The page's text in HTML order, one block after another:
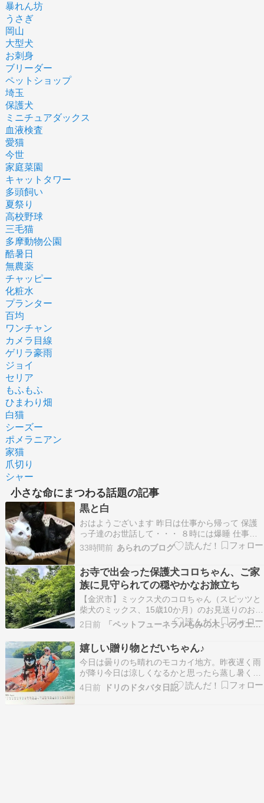
暴れん坊
うさぎ
岡山
大型犬
お刺身
ブリーダー
ペットショップ
埼玉
保護犬
ミニチュアダックス
血液検査
愛猫
今世
家庭菜園
キャットタワー
多頭飼い
夏祭り
高校野球
三毛猫
多摩動物公園
酷暑日
無農薬
チャッピー
化粧水
プランター
百均
ワンチャン
カメラ目線
ゲリラ豪雨
ジョイ
セリア
もふもふ
ひまわり畑
白猫
シーズー
ポメラニアン
家猫
爪切り
シャー
小さな命にまつわる話題の記事
黒と白
おはようございます 昨日は仕事から帰って 保護
っ子達のお世話して・・・ ８時には爆睡 仕事か
ら帰ると 熱が出る しばらくは・・・無理は出来
ない 黒と白 どっちも可愛い 黒と白 左からてん・
ピッチ・チャップ兄妹 少しお姉ちゃんになったて
んちゃん まだまだおこちゃまなピッチチャップ…
33時間前 あられのブログ
お寺で出会った保護犬コロちゃん、ご家
族に見守られての穏やかなお旅立ち
【金沢市】ミックス犬のコロちゃん（スピッツと
柴犬のミックス、15歳10か月）のお見送りのお手
伝いをさせていただきました。金沢市天神町で暮
らしていたスピッツと柴犬のミックス犬、コロち
ゃんが15歳10か月の生涯を終えました。コロちゃ
んは、お寺で保護された3きょうだいのうちの1
匹。きょ…
2日前 「ペットフューネラルもみの木」のウエブログ
嬉しい贈り物とだいちゃん♪
今日は曇りのち晴れのモコカイ地方。昨夜遅く雨
が降り今日は涼しくなるかと思ったら蒸し暑くて
不快指数100％。汗太陽も顔を出し、ますます湿
度が上がってます。大型台風13号の動きも気にな
4日前 ドリのドタバタ日記